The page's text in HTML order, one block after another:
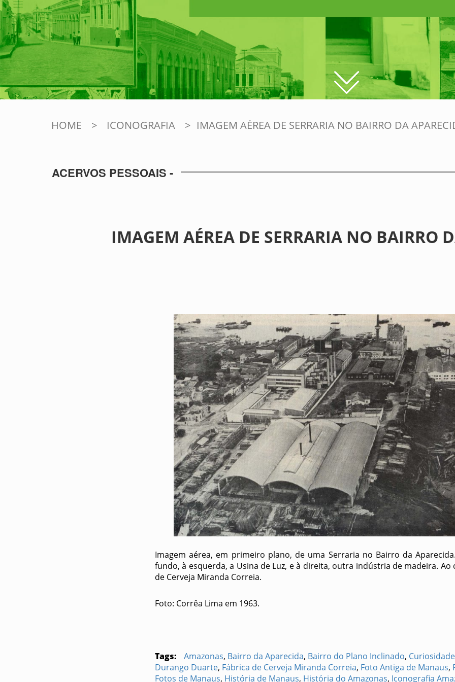
HOME > ICONOGRAFIA > IMAGEM AÉREA DE SERRARIA NO BAIRRO DA
ACERVOS PESSOAIS -
IMAGEM AÉREA DE SERRARIA NO BAIRRO
Imagem aérea, em primeiro plano, de uma Serraria no Bairro da
fundo, à esquerda, a Usina de Luz, e à direita, outra indústria de madeira. Ao
de Cerveja Miranda Correia.
Foto: Corrêa Lima em 1963.
Tags: Amazonas, Bairro da Aparecida, Bairro do Plano Inclinado,
Durango Duarte, Fábrica de Cerveja Miranda Correia, Foto Antiga de Manaus,
Fotos de Manaus, História de Manaus, História do Amazonas, Iconografia